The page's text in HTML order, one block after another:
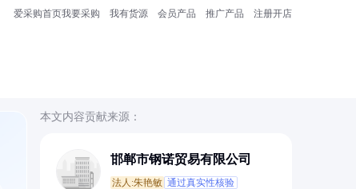
爱采购首页我要采购 我有货源 会员产品 推广产品 注册开店
本文内容贡献来源：
邯郸市钢诺贸易有限公司
法人:朱艳敏 通过真实性核验